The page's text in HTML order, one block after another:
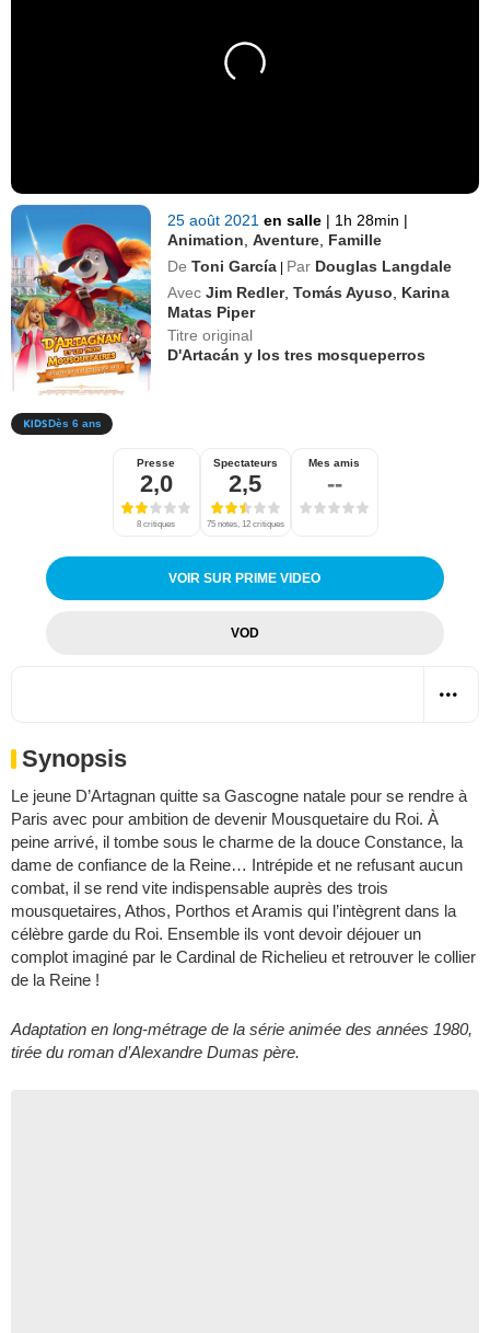
25 août 2021en salle | 1h 28min |
Animation ,Aventure Famille
De Toni García | Par Douglas Langdale
Avec Jim Redler,Tomás Ayuso
Karina
Matas Piper
Titre original
D'Artacán y los tres mosqueperros
Dès 6 ans
Presse
2,0
8 critiques
Spectateurs
2,5
75 notes, 12 critiques
Mes amis
--
VOIR SUR PRIME VIDEO
VOD
Synopsis
Le jeune D’Artagnan quitte sa Gascogne natale pour se rendre à
Paris avec pour ambition de devenir Mousquetaire du Roi. À
peine arrivé, il tombe sous le charme de la douce Constance, la
dame de confiance de la Reine… Intrépide et ne refusant aucun
combat, il se rend vite indispensable auprès des trois
mousquetaires, Athos, Porthos et Aramis qui l’intègrent dans la
célèbre garde du Roi. Ensemble ils vont devoir déjouer un
complot imaginé par le Cardinal de Richelieu et retrouver le collier
de la Reine !
Adaptation en long-métrage de la série animée des années 1980,
tirée du roman d’Alexandre Dumas père.